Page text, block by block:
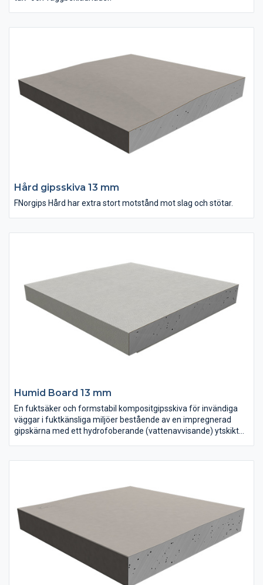
Hård gipsskiva 13 mm
FNorgips Hård har extra stort motstånd mot slag och stötar.
Humid Board 13 mm
En fuktsäker och formstabil kompositgipsskiva för invändiga
väggar i fuktkänsliga miljöer bestående av en impregnerad
gipskärna med ett hydrofoberande (vattenavvisande) ytskikt